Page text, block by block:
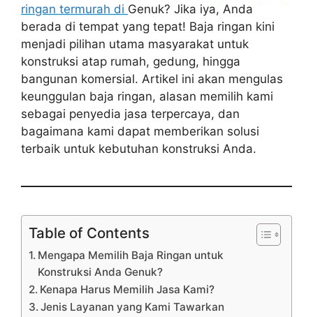
ringan termurah di Genuk? Jika iya, Anda
berada di tempat yang tepat! Baja ringan kini
menjadi pilihan utama masyarakat untuk
konstruksi atap rumah, gedung, hingga
bangunan komersial. Artikel ini akan mengulas
keunggulan baja ringan, alasan memilih kami
sebagai penyedia jasa terpercaya, dan
bagaimana kami dapat memberikan solusi
terbaik untuk kebutuhan konstruksi Anda.
Table of Contents
Mengapa Memilih Baja Ringan untuk
Konstruksi Anda Genuk?
Kenapa Harus Memilih Jasa Kami?
Jenis Layanan yang Kami Tawarkan